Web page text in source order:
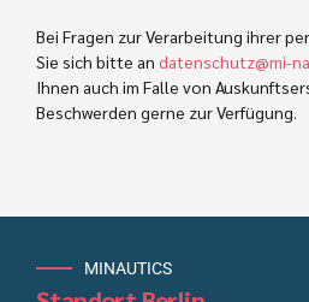
Bei Fragen zur Verarbeitung ihrer
Sie sich bitte an datenschutz@mi-
Ihnen auch im Falle von
Beschwerden gerne zur Verfügung.
MINAUTICS